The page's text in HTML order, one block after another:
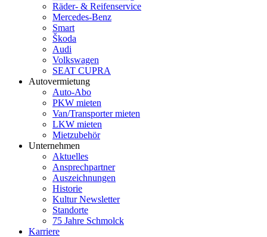
Räder- & Reifenservice
Mercedes-Benz
Smart
Škoda
Audi
Volkswagen
SEAT CUPRA
Autovermietung
Auto-Abo
PKW mieten
Van/Transporter mieten
LKW mieten
Mietzubehör
Unternehmen
Aktuelles
Ansprechpartner
Auszeichnungen
Historie
Kultur Newsletter
Standorte
75 Jahre Schmolck
Karriere